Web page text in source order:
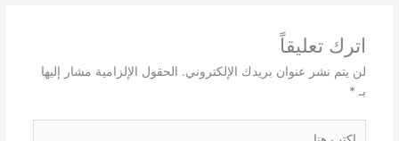
اترك تعليقاً
لن يتم نشر عنوان بريدك الإلكتروني. الحقول الإلزامية مشار إليها
بـ *